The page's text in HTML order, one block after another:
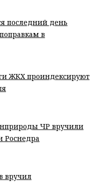
последний день
в
ЖКХ проиндексируют
ЧР вручили
Роснедра
вручил